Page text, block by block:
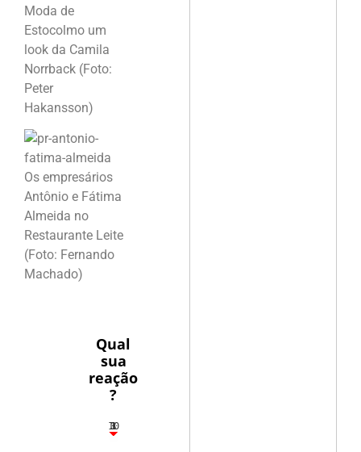
Moda de
Estocolmo um
look da Camila
Norrback (Foto:
Peter
Hakansson)
Os empresários
Antônio e Fátima
Almeida no
Restaurante Leite
(Foto: Fernando
Machado)
Qual
sua
reação
?
3
1
1
3
10